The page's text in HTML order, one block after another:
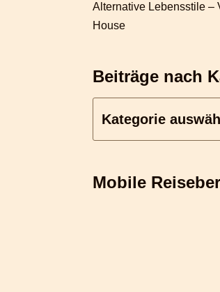
Alternative Lebensstile –
House
Beiträge nach
Mobile